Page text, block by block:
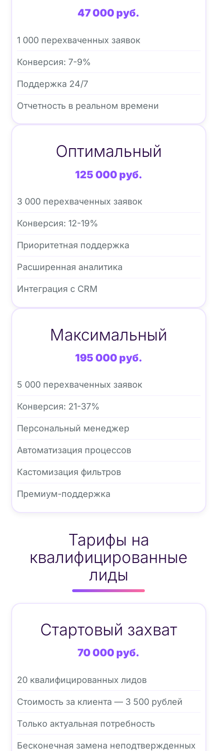
47 000 руб.
1 000 перехваченных заявок
Конверсия: 7-9%
Поддержка 24/7
Отчетность в реальном времени
Оптимальный
125 000 руб.
3 000 перехваченных заявок
Конверсия: 12-19%
Приоритетная поддержка
Расширенная аналитика
Интеграция с CRM
Максимальный
195 000 руб.
5 000 перехваченных заявок
Конверсия: 21-37%
Персональный менеджер
Автоматизация процессов
Кастомизация фильтров
Премиум-поддержка
Тарифы на
квалифицированные
лиды
Стартовый захват
70 000 руб.
20 квалифицированных лидов
Стоимость за клиента — 3 500 рублей
Только актуальная потребность
Бесконечная замена неподтвержденных